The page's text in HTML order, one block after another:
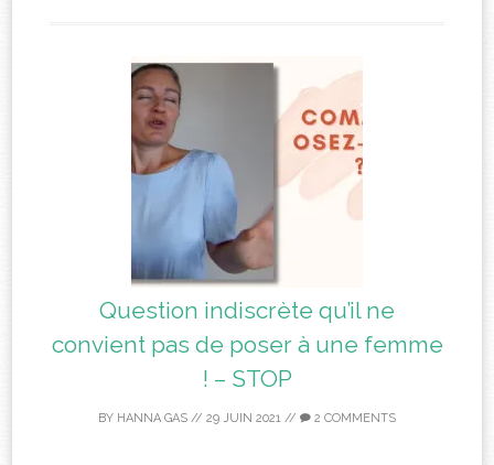
Question indiscrète qu’il ne
convient pas de poser à une femme
! – STOP
BY HANNA GAS // 29 JUIN 2021 // 2 COMMENTS